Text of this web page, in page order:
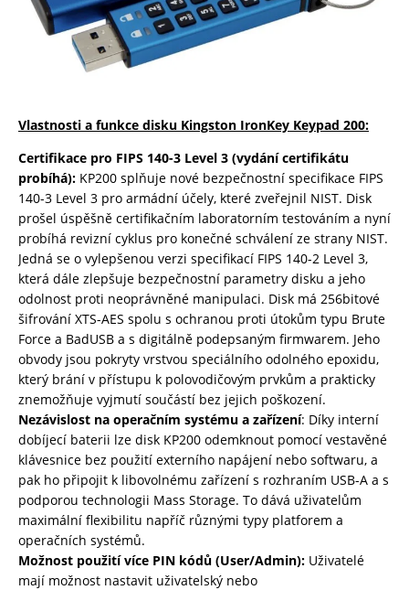
Vlastnosti a funkce disku Kingston IronKey Keypad 200:
Certifikace pro FIPS 140-3 Level 3 (vydání certifikátu
probíhá): KP200 splňuje nové bezpečnostní specifikace FIPS
140-3 Level 3 pro armádní účely, které zveřejnil NIST. Disk
prošel úspěšně certifikačním laboratorním testováním a nyní
probíhá revizní cyklus pro konečné schválení ze strany NIST.
Jedná se o vylepšenou verzi specifikací FIPS 140-2 Level 3,
která dále zlepšuje bezpečnostní parametry disku a jeho
odolnost proti neoprávněné manipulaci. Disk má 256bitové
šifrování XTS-AES spolu s ochranou proti útokům typu Brute
Force a BadUSB a s digitálně podepsaným firmwarem. Jeho
obvody jsou pokryty vrstvou speciálního odolného epoxidu,
který brání v přístupu k polovodičovým prvkům a prakticky
znemožňuje vyjmutí součástí bez jejich poškození.
Nezávislost na operačním systému a zařízení: Díky interní
dobíjecí baterii lze disk KP200 odemknout pomocí vestavěné
klávesnice bez použití externího napájení nebo softwaru, a
pak ho připojit k libovolnému zařízení s rozhraním USB-A a s
podporou technologii Mass Storage. To dává uživatelům
maximální flexibilitu napříč různými typy platforem a
operačních systémů.
Možnost použití více PIN kódů (User/Admin): Uživatelé
mají možnost nastavit uživatelský nebo